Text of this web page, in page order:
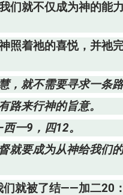
们就不仅成为神的能
照着祂的喜悦，并祂
就不需要寻求一条路
路来行神的旨意。
一9，四12。
就要成为从神给我们
就被了结——加二20：